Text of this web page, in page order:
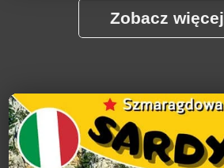
Zobacz więcej